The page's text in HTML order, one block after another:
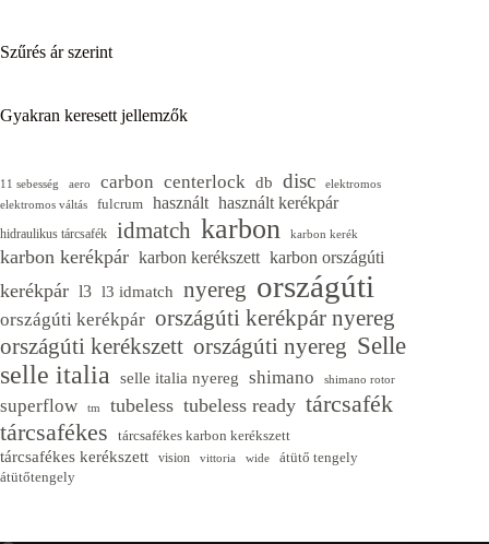
Szűrés ár szerint
Gyakran keresett jellemzők
11 sebesség aero carbon centerlock db disc
elektromos
elektromos váltás
fulcrum használt használt kerékpár
hidraulikus tárcsafék idmatch karbon karbon kerék
karbon kerékpár karbon kerékszett karbon országúti
kerékpár l3 l3 idmatch nyereg országúti
országúti kerékpár országúti kerékpár nyereg
országúti kerékszett országúti nyereg Selle
selle italia selle italia nyereg shimano shimano rotor
superflow tm tubeless tubeless ready tárcsafék
tárcsafékes
tárcsafékes karbon kerékszett
tárcsafékes kerékszett vision vittoria wide
átütő tengely
átütőtengely